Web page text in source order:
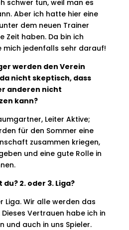
schwer tun, weil man es
Aber ich hatte hier eine
dem neuen Trainer
Zeit haben. Da bin ich
mich jedenfalls sehr darauf!
werden den Verein
nicht skeptisch, dass
anderen nicht
kann?
Leiter Aktive;
für den Sommer eine
zusammen kriegen,
und eine gute Rolle in
2. oder 3. Liga?
Liga. Wir alle werden das
Vertrauen habe ich in
und auch in uns Spieler.